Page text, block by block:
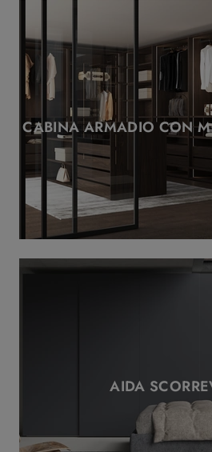
CABINA ARMADIO CON
AIDA